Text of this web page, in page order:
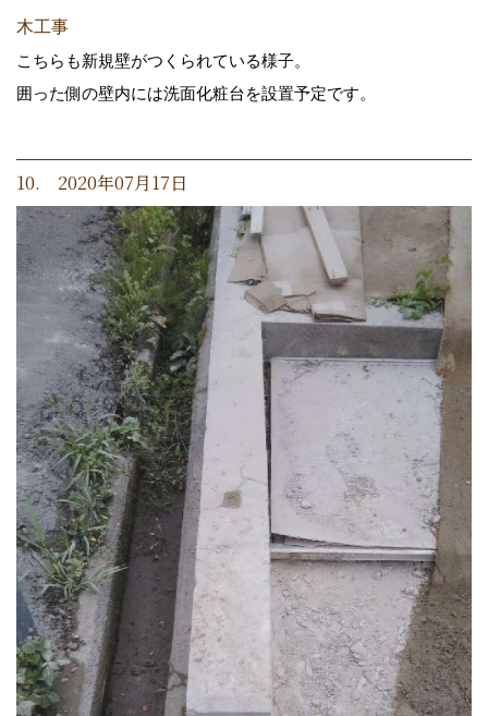
木工事
こちらも新規壁がつくられている様子。
囲った側の壁内には洗面化粧台を設置予定です。
10. 2020年07月17日